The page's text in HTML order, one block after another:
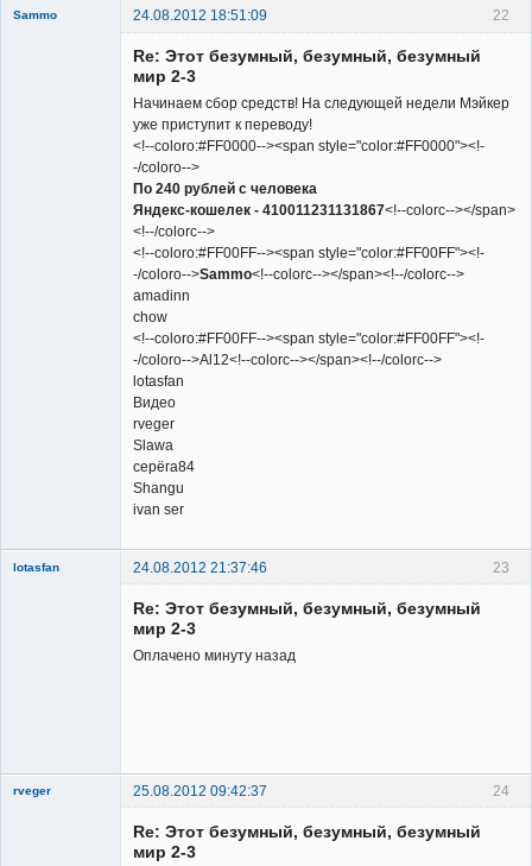
22
Sammo
24.08.2012 18:51:09
Re: Этот безумный, безумный, безумный
мир 2-3
Начинаем сбор средств! На следующей недели Мэйкер
уже приступит к переводу!
<!--coloro:#FF0000--><span style="color:#FF0000"><!-
-/coloro-->
По 240 рублей с человека
Яндекс-кошелек - 410011231131867<!--colorc--></span>
<!--/colorc-->
<!--coloro:#FF00FF--><span style="color:#FF00FF"><!-
-/coloro-->Sammo<!--colorc--></span><!--/colorc-->
amadinn
chow
<!--coloro:#FF00FF--><span style="color:#FF00FF"><!-
-/coloro-->Al12<!--colorc--></span><!--/colorc-->
lotasfan
Видео
rveger
Slawa
серёга84
Shangu
ivan ser
23
lotasfan
24.08.2012 21:37:46
Re: Этот безумный, безумный, безумный
мир 2-3
Оплачено минуту назад
24
rveger 25.08.2012 09:42:37
Re: Этот безумный, безумный, безумный
мир 2-3